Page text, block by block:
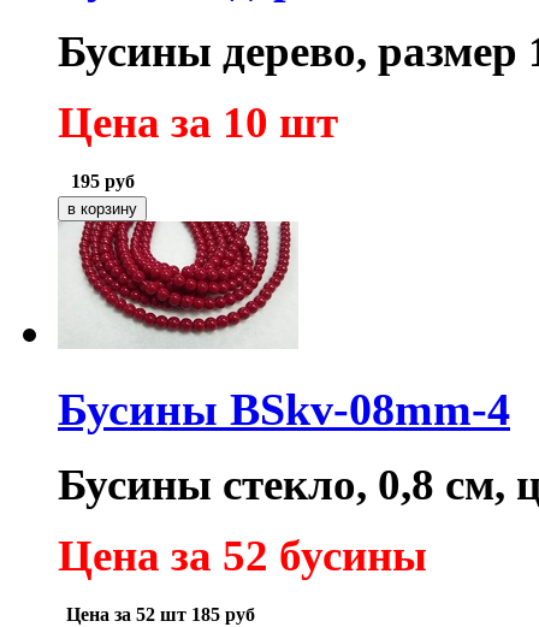
Бусины дерево, размер
Цена за 10 шт
195 руб
Бусины BSkv-08mm-4
Бусины стекло, 0,8 см,
Цена за 52 бусины
Цена за 52 шт 185 руб